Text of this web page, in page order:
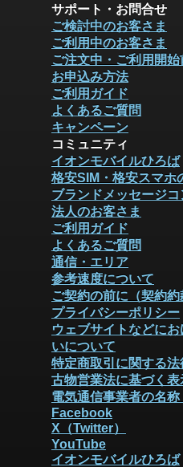
サポート・お問合せ
ご検討中のお客さま
ご利用中のお客さま
ご注文中・ご利用開始
お申込み方法
ご利用ガイド
よくあるご質問
キャンペーン
コミュニティ
イオンモバイルひろば
格安SIM・格安スマホ
ブランドメッセージコ
法人のお客さま
ご利用ガイド
よくあるご質問
通信・エリア
参考速度について
ご契約の前に（契約約
プライバシーポリシー
ウェブサイトなどに
いについて
特定商取引に関する
古物営業法に基づく表
電気通信事業者の名称
Facebook
X（Twitter）
YouTube
イオンモバイルひろば